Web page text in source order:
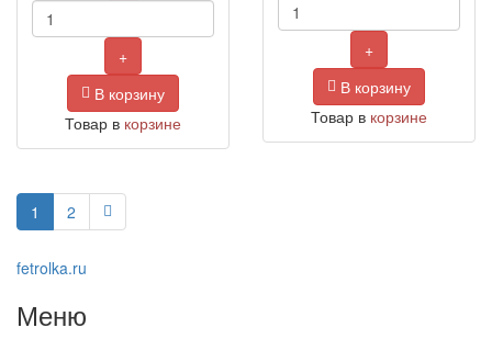
+
В корзину
Товар в корзине
+
В корзину
Товар в корзине
1 2
fetrolka.ru
Меню